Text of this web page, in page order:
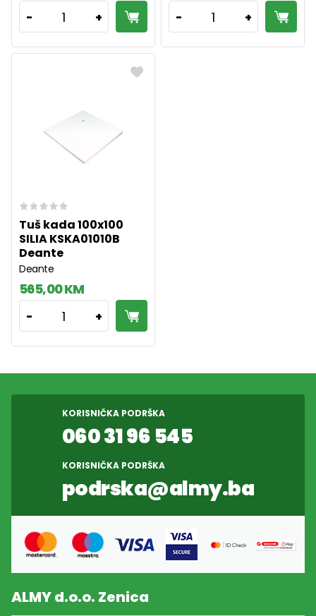
- 1 + - 1 +
Tuš kada 100x100
SILIA KSKA01010B
Deante
Deante
565,00 KM
- 1 +
KORISNIČKA PODRŠKA
060 31 96 545
KORISNIČKA PODRŠKA
podrska@almy.ba
ALMY d.o.o. Zenica